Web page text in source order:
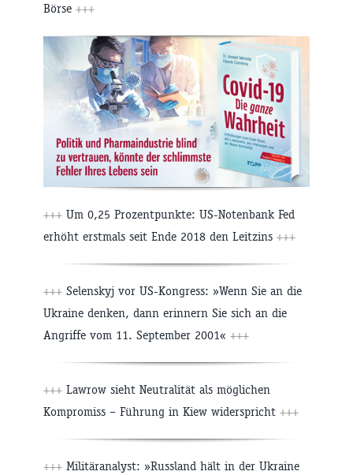
Börse +++
+++ Um 0,25 Prozentpunkte: US-Notenbank Fed
erhöht erstmals seit Ende 2018 den Leitzins +++
+++ Selenskyj vor US-Kongress: »Wenn Sie an die
Ukraine denken, dann erinnern Sie sich an die
Angriffe vom 11. September 2001« +++
+++ Lawrow sieht Neutralität als möglichen
Kompromiss – Führung in Kiew widerspricht +++
+++ Militäranalyst: »Russland hält in der Ukraine